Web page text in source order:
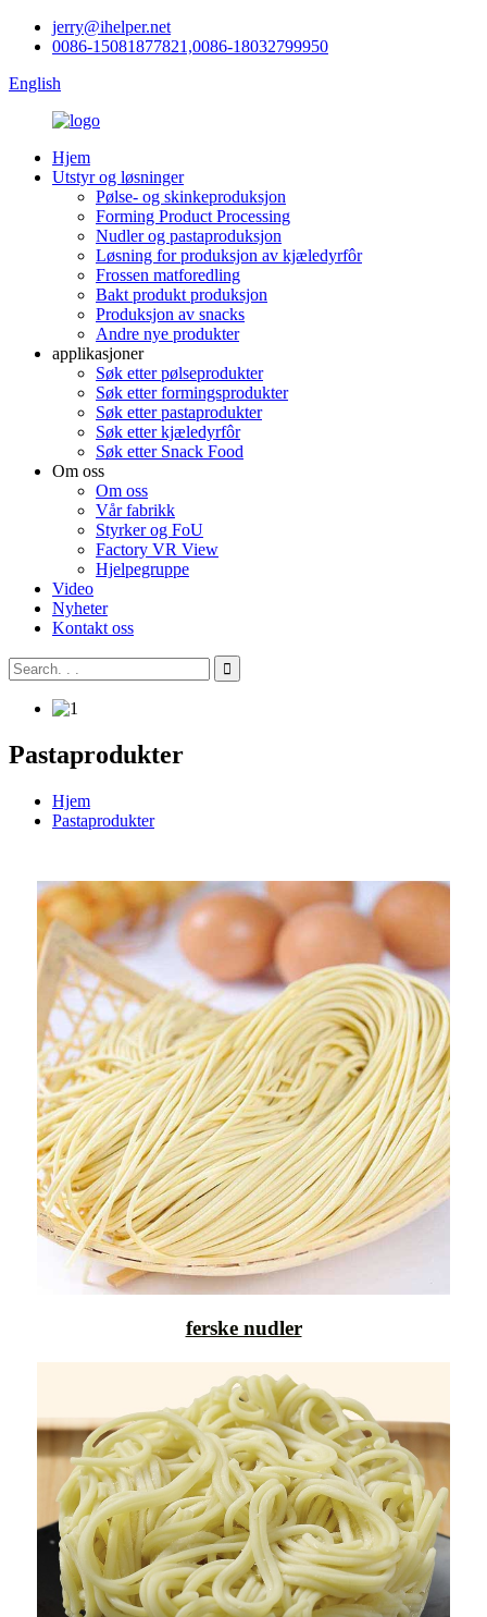
jerry@ihelper.net
0086-15081877821,0086-18032799950
English
Hjem
Utstyr og løsninger
Pølse- og skinkeproduksjon
Forming Product Processing
Nudler og pastaproduksjon
Løsning for produksjon av kjæledyrfôr
Frossen matforedling
Bakt produkt produksjon
Produksjon av snacks
Andre nye produkter
applikasjoner
Søk etter pølseprodukter
Søk etter formingsprodukter
Søk etter pastaprodukter
Søk etter kjæledyrfôr
Søk etter Snack Food
Om oss
Om oss
Vår fabrikk
Styrker og FoU
Factory VR View
Hjelpegruppe
Video
Nyheter
Kontakt oss
Pastaprodukter
Hjem
Pastaprodukter
ferske nudler